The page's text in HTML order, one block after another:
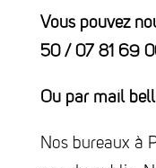
Vous pouvez
50 / 07 81 69
Ou par mail
Nos bureaux à